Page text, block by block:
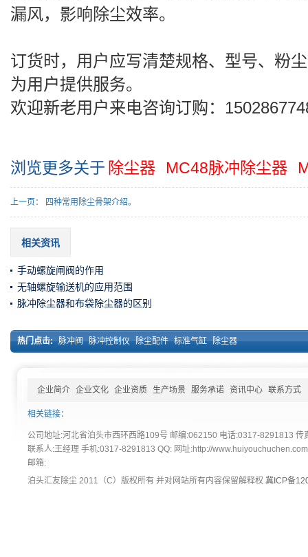
漏风，影响除尘效率。
订货时，用户应写清楚规格、型号、粉
为用户提供服务。
欢迎新老用户来电咨询订购：
浏览更多关于 除尘器 MC48脉冲除尘器
上一页： 四种常用除尘骨架介绍。
相关资讯
手动螺旋闸阀的作用
无轴螺旋输送机的应用范围
脉冲除尘器和布袋除尘器的区别
热门点击: 脉冲阀 脉冲控制仪 除尘配件 标准气缸 除尘器
企业简介 企业文化 企业资质 生产场景 服务承诺 资讯中心 联系方式
相关链接：
公司地址:河北省泊头市西环西路109号 邮编:062150 电话:0317-8291813
联系人:王经理 手机:0317-8291813 QQ: 网址:http://
邮箱:
泊头汇友除尘 2011（C）版权所有 并对网站所有内容保留解释权 冀ICP备